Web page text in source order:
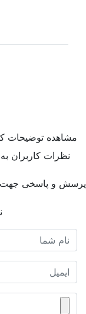
مشاهده توضیحات
نظرات کاربران
پرسش و پاسخی جهت